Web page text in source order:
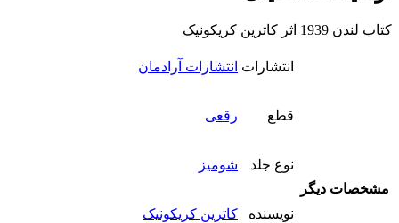
کتاب لندن 1939 اثر کاترین کریکونیک
مشخصات دیگر
انتشارات انتشارات آرادمان
قطع رقعی
نوع جلد شومیز
نویسنده کاترین کریکونیک